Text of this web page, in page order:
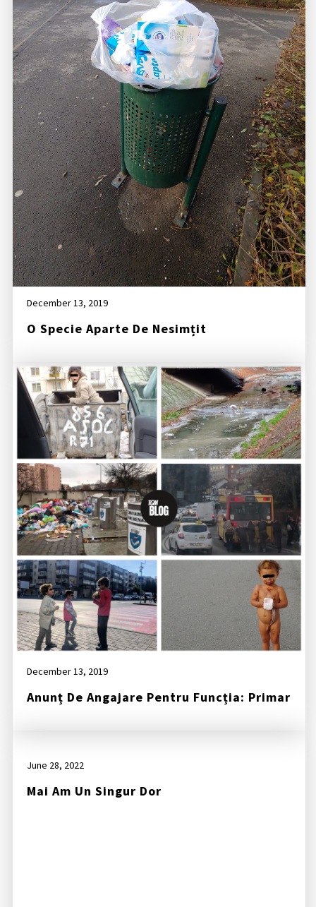
December 13, 2019
O Specie Aparte De Nesimțit
December 13, 2019
Anunț De Angajare Pentru Funcția: Primar
June 28, 2022
Mai Am Un Singur Dor